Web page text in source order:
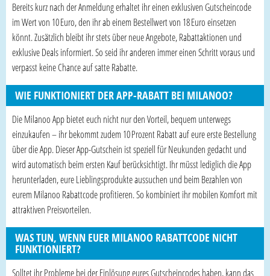
Bereits kurz nach der Anmeldung erhaltet ihr einen exklusiven Gutscheincode
im Wert von 10 Euro, den ihr ab einem Bestellwert von 18 Euro einsetzen
könnt. Zusätzlich bleibt ihr stets über neue Angebote, Rabattaktionen und
exklusive Deals informiert. So seid ihr anderen immer einen Schritt voraus und
verpasst keine Chance auf satte Rabatte.
WIE FUNKTIONIERT DER APP-RABATT BEI MILANOO?
Die Milanoo App bietet euch nicht nur den Vorteil, bequem unterwegs
einzukaufen – ihr bekommt zudem 10 Prozent Rabatt auf eure erste Bestellung
über die App. Dieser App-Gutschein ist speziell für Neukunden gedacht und
wird automatisch beim ersten Kauf berücksichtigt. Ihr müsst lediglich die App
herunterladen, eure Lieblingsprodukte aussuchen und beim Bezahlen von
eurem Milanoo Rabattcode profitieren. So kombiniert ihr mobilen Komfort mit
attraktiven Preisvorteilen.
WAS TUN, WENN EUER MILANOO RABATTCODE NICHT
FUNKTIONIERT?
Solltet ihr Probleme bei der Einlösung eures Gutscheincodes haben, kann das